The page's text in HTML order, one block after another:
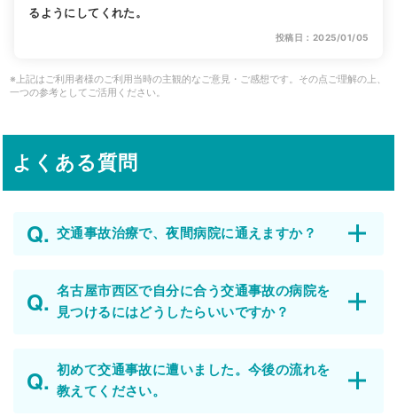
るようにしてくれた。
投稿日：2025/01/05
※上記はご利用者様のご利用当時の主観的なご意見・ご感想です。その点ご理解の上、
一つの参考としてご活用ください。
よくある質問
交通事故治療で、夜間病院に通えますか？
名古屋市西区で自分に合う交通事故の病院を
見つけるにはどうしたらいいですか？
初めて交通事故に遭いました。今後の流れを
教えてください。